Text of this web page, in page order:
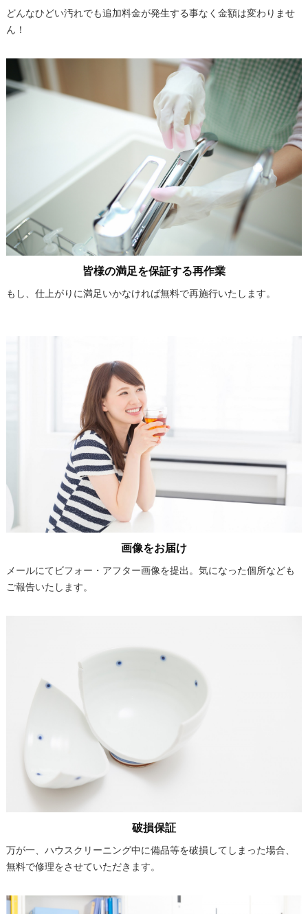
どんなひどい汚れでも追加料金が発生する事なく金額は変わりませ
ん！
皆様の満足を保証する再作業
もし、仕上がりに満足いかなければ無料で再施行いたします。
画像をお届け
メールにてビフォー・アフター画像を提出。気になった個所なども
ご報告いたします。
破損保証
万が一、ハウスクリーニング中に備品等を破損してしまった場合、
無料で修理をさせていただきます。